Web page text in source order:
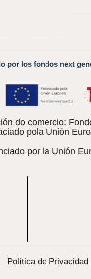
por los fondos next
do comercio:
pola Unión
por la Unión
Política de Privacidad